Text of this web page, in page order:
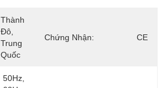
Thành
Đô,
Trung
Quốc
Chứng Nhận: CE
50Hz,